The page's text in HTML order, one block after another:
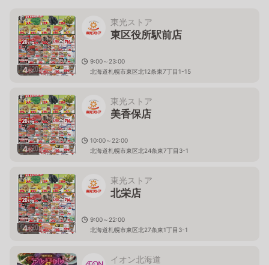
4枚
東光ストア
東区役所駅前店
9:00～23:00
北海道札幌市東区北12条東7丁目1-15
4枚
東光ストア
美香保店
10:00～22:00
北海道札幌市東区北24条東7丁目3-1
4枚
東光ストア
北栄店
9:00～22:00
北海道札幌市東区北27条東1丁目3-1
イオン北海道